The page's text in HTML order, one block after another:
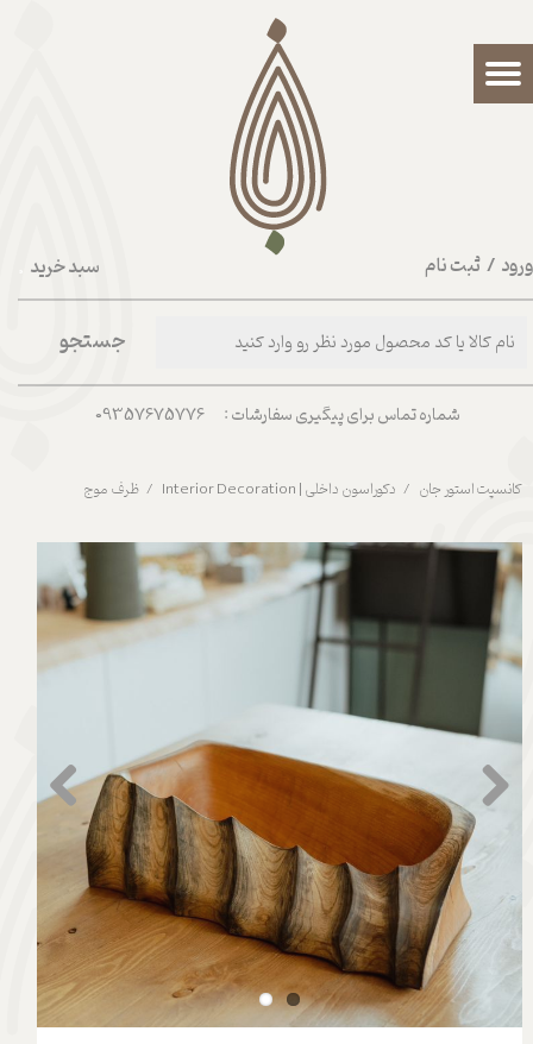
سبد خرید / ثبت نام
حساب کاربری من
تغییر گذر واژه
شماره تماس برای پیگیری سفارشات : 09357675776
جستجو
کانسپت استور جان دکوراسون داخلی | Interior Decoration ظرف موج